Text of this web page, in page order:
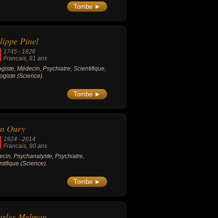
il a exercé plus de 27 ans à la Pitié-
à Paris et fut président de
Tombe ►
Pinel
1745 -1826
Francais, 81 ans
Médecin, Psychiatre, Scientifique,
(Science).
Tombe ►
Oury
1924 -2014
Francais, 90 ans
Psychanalyste, Psychiatre,
(Science).
Tombe ►